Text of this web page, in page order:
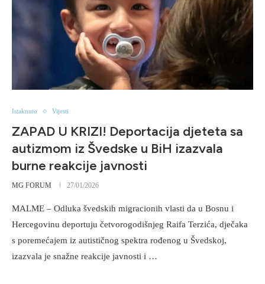
Istaknuto Vijesti
ZAPAD U KRIZI! Deportacija djeteta sa
autizmom iz Švedske u BiH izazvala
burne reakcije javnosti
MG FORUM 27/01/2026
MALME – Odluka švedskih migracionih vlasti da u Bosnu i
Hercegovinu deportuju četvorogodišnjeg Raifa Terzića, dječaka
s poremećajem iz autističnog spektra rođenog u Švedskoj,
izazvala je snažne reakcije javnosti i …